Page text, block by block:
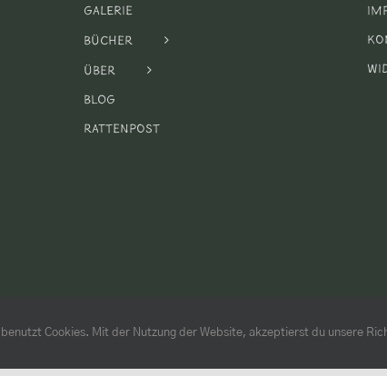
Galerie
Bücher
Über
Blog
Rattenpost
benutzt Cookies. Mit der Nutzung der Website, akzeptierst du unsere